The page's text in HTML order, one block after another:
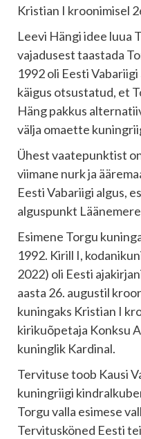
Kristian I kroonimisel
Leevi Hängi idee luua
vajadusest taastada
1992 oli Eesti
käigus otsustatud, et
Häng pakkus
välja omaette
Ühest vaatepunktist
viimane nurk ja
Eesti Vabariigi algus,
alguspunkt
Esimene Torgu
1992. Kirill I,
2022) oli Eesti
aasta 26. augustil
kuningaks Kristian I
kirikuõpetaja Konksu
kuninglik Kardinal.
Tervituse toob Kausi
kuningriigi
Torgu valla esimese
Tervitusköned Eesti